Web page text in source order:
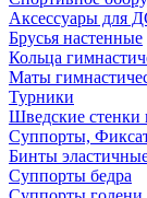
Аксессуары для
Брусья настенные
Кольца
Маты
Турники
Шведские стенки
Суппорты,
Бинты
Суппорты бедра